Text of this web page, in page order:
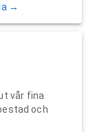
→
vår fina
och